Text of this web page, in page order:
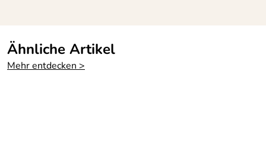
Ähnliche Artikel
Mehr entdecken >